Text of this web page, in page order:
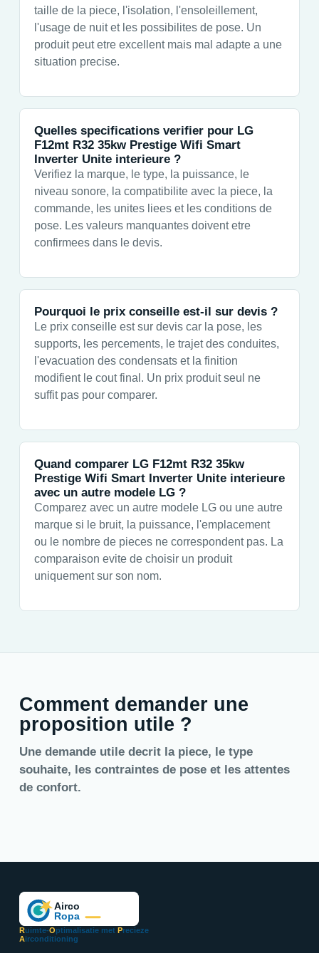
taille de la piece, l'isolation, l'ensoleillement,
l'usage de nuit et les possibilites de pose. Un
produit peut etre excellent mais mal adapte a une
situation precise.
Quelles specifications verifier pour LG
F12mt R32 35kw Prestige Wifi Smart
Inverter Unite interieure ?
Verifiez la marque, le type, la puissance, le
niveau sonore, la compatibilite avec la piece, la
commande, les unites liees et les conditions de
pose. Les valeurs manquantes doivent etre
confirmees dans le devis.
Pourquoi le prix conseille est-il sur devis ?
Le prix conseille est sur devis car la pose, les
supports, les percements, le trajet des conduites,
l'evacuation des condensats et la finition
modifient le cout final. Un prix produit seul ne
suffit pas pour comparer.
Quand comparer LG F12mt R32 35kw
Prestige Wifi Smart Inverter Unite interieure
avec un autre modele LG ?
Comparez avec un autre modele LG ou une autre
marque si le bruit, la puissance, l'emplacement
ou le nombre de pieces ne correspondent pas. La
comparaison evite de choisir un produit
uniquement sur son nom.
Comment demander une
proposition utile ?
Une demande utile decrit la piece, le type
souhaite, les contraintes de pose et les attentes
de confort.
Ruimte-Optimalisatie met Precieze
Airconditioning